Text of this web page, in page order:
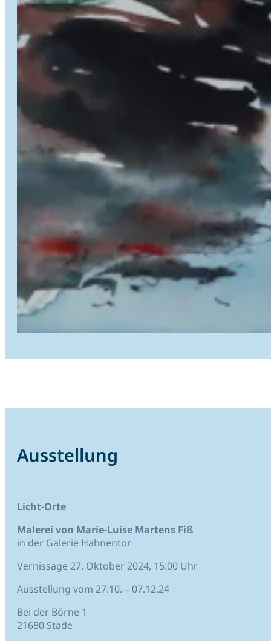
Ausstellung
Licht-Orte
Malerei von Marie-Luise Martens Fiß
in der Galerie Hahnentor
Vernissage 27. Oktober 2024, 15:00 Uhr
Ausstellung vom 27.10. – 07.12.24
Bei der Börne 1
21680 Stade